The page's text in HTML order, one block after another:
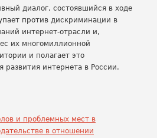
диалог, состоявшийся в ходе
против дискриминации в
интернет-отрасли и,
их многомиллионной
и полагает это
развития интернета в России.
и проблемных мест в
в отношении